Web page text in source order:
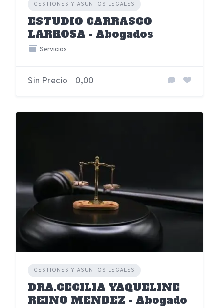
GESTIONES Y ASUNTOS LEGALES
ESTUDIO CARRASCO
LARROSA - Abogados
Servicios
Sin Precio 0,00
GESTIONES Y ASUNTOS LEGALES
DRA.CECILIA YAQUELINE
REINO MENDEZ - Abogado